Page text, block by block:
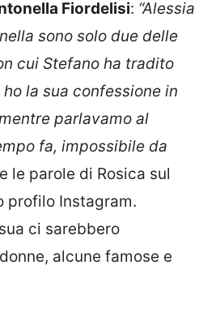
Fiordelisi: “Alessia
sono solo due delle
cui Stefano ha tradito
la sua confessione in
parlavamo al
fa, impossibile da
le parole di Rosica sul
profilo Instagram.
ci sarebbero
alcune famose e